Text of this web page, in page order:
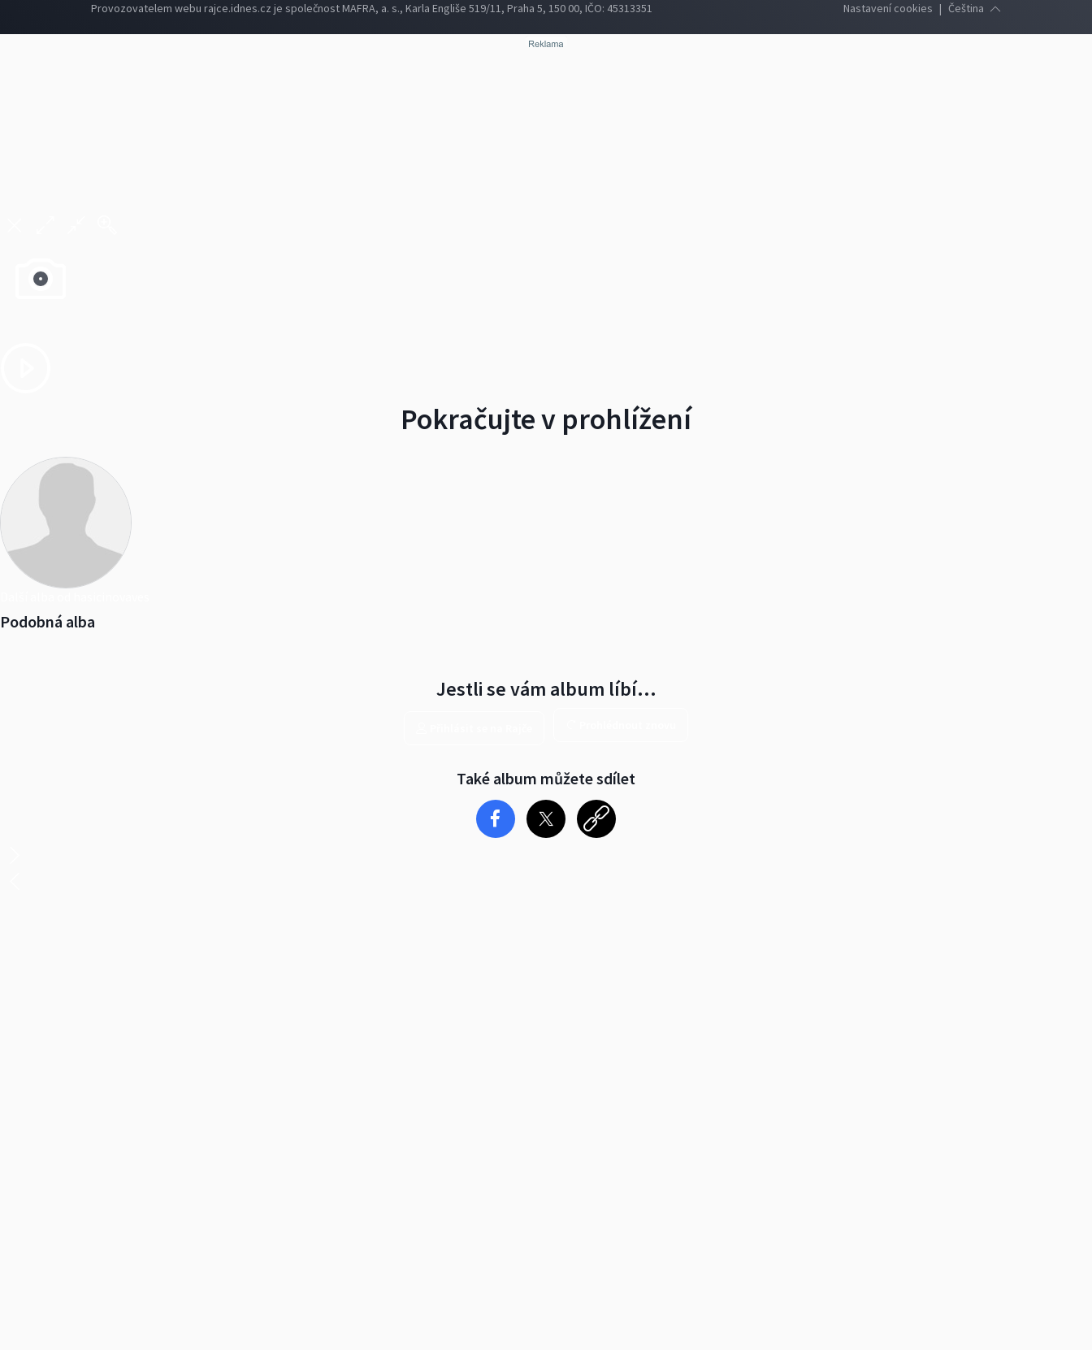
Provozovatelem webu rajce.idnes.cz je společnost MAFRA, a. s., Karla Engliše 519/11, Praha 5, 150 00, IČO: 45313351 Nastavení cookies | Čeština
Pokračujte v prohlížení
Podobná alba
Jestli se vám album líbí…
Také album můžete sdílet